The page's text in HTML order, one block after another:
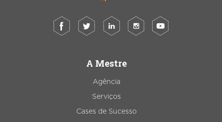
A Mestre
Agência
Serviços
Cases de Sucesso